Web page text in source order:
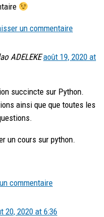
un commentaire
ADELEKE août 19, 2020 at
succincte sur Python.
ainsi que que toutes les
un cours sur python.
commentaire
20, 2020 at 6:36